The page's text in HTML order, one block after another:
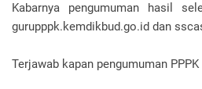
Kabarnya pengumuman hasil
gurupppk.kemdikbud.go.id dan
Terjawab kapan pengumuman PPPK